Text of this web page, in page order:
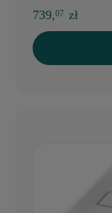
739,07 zł